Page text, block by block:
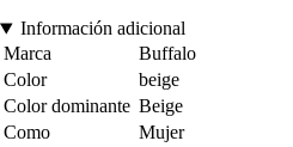
Información adicional
Marca
Buffalo
Color
beige
Color dominante Beige
Como
Mujer